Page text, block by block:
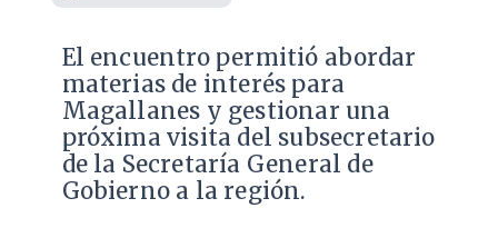
El encuentro permitió abordar
materias de interés para
Magallanes y gestionar una
próxima visita del subsecretario
de la Secretaría General de
Gobierno a la región.